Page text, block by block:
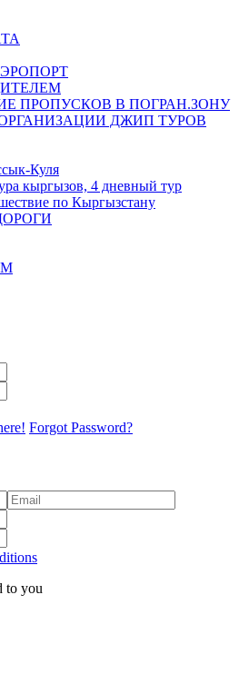
ПРОПУСКОВ В ПОГРАН.ЗОНУ
ДЖИП ТУРОВ
Куля
кыргызов, 4 дневный тур
по Кыргызстану
Forgot Password?
to you